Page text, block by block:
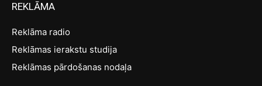
REKLĀMA
Reklāma radio
Reklāmas ierakstu studija
Reklāmas pārdošanas nodaļa